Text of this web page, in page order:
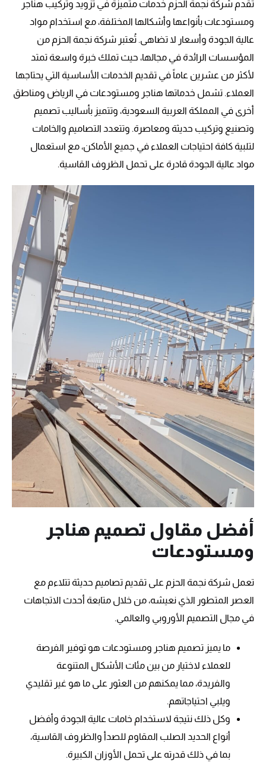
تقدم شركة نجمة الحزم خدمات متميزة في تزويد وتركيب هناجر
ومستودعات بأنواعها وأشكالها المختلفة، مع استخدام مواد
عالية الجودة وأسعار لا تضاهى. تُعتبر شركة نجمة الحزم من
المؤسسات الرائدة في مجالها، حيث تملك خبرة واسعة تمتد
لأكثر من عشرين عاماً في تقديم الخدمات الأساسية التي يحتاجها
العملاء. تشمل خدماتها هناجر ومستودعات في الرياض ومناطق
أخرى في المملكة العربية السعودية، وتتميز بأساليب تصميم
وتصنيع وتركيب حديثة ومعاصرة. وتتعدد التصاميم والخامات
لتلبية كافة احتياجات العملاء في جميع الأماكن، مع استعمال
مواد عالية الجودة قادرة على تحمل الظروف القاسية.
أفضل مقاول تصميم هناجر
ومستودعات
تعمل شركة نجمة الحزم على تقديم تصاميم حديثة تتلاءم مع
العصر المتطور الذي نعيشه، من خلال متابعة أحدث الاتجاهات
في مجال التصميم الأوروبي والعالمي.
ما يميز تصميم هناجر ومستودعات هو توفير الفرصة
للعملاء لاختيار من بين مئات الأشكال المتنوعة
والفريدة، مما يمكنهم من العثور على ما هو غير تقليدي
ويلبي احتياجاتهم.
وكل ذلك نتيجة لاستخدام خامات عالية الجودة وأفضل
أنواع الحديد الصلب المقاوم للصدأ والظروف القاسية،
بما في ذلك قدرته على تحمل الأوزان الكبيرة.